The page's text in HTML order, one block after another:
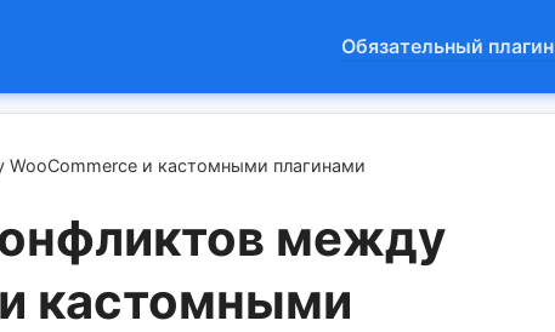
Обязательный плагин
и кастомными плагинами
между
кастомными